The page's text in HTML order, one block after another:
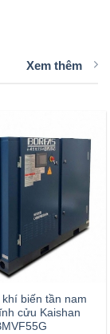
Xem thêm
khí biến tần nam
cửu Kaishan